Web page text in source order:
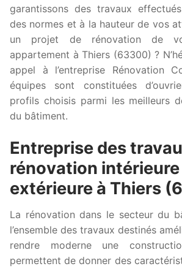
garantissons des travaux
des normes et à la hauteur de vos
un projet de rénovation de
appartement à Thiers (63300) ?
appel à l’entreprise Rénovation
équipes sont constituées
profils choisis parmi les meilleurs
du bâtiment.
Entreprise des
rénovation
extérieure à Thiers
La rénovation dans le secteur du
l’ensemble des travaux destinés
rendre moderne une
permettent de donner des